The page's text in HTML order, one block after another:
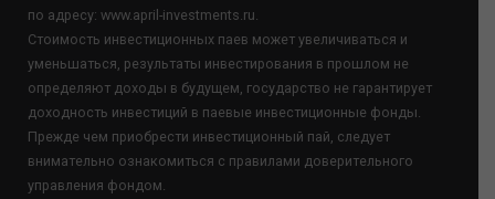
по адресу: www.april-investments.ru.
Стоимость инвестиционных паев может увеличиваться и
уменьшаться, результаты инвестирования в прошлом не
определяют доходы в будущем, государство не гарантирует
доходность инвестиций в паевые инвестиционные фонды.
Прежде чем приобрести инвестиционный пай, следует
внимательно ознакомиться с правилами доверительного
управления фондом.